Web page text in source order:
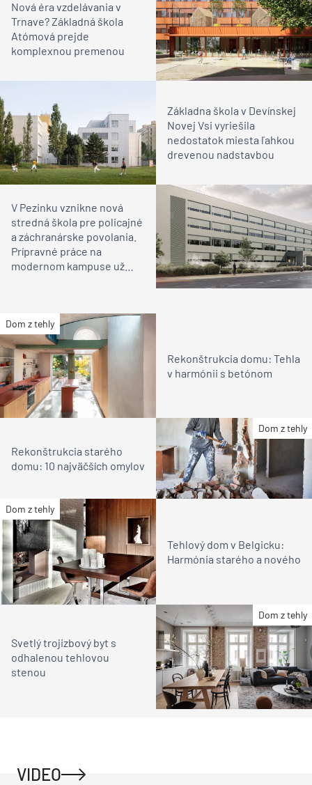
Nová éra vzdelávania v
Trnave? Základná škola
Atómová prejde
komplexnou premenou
Základna škola v Devínskej
Novej Vsi vyriešila
nedostatok miesta ľahkou
drevenou nadstavbou
V Pezinku vznikne nová
stredná škola pre policajné
a záchranárske povolania.
Prípravné práce na
modernom kampuse už
Dom z tehly
Rekonštrukcia domu: Tehla
v harmónii s betónom
Dom z tehly
Rekonštrukcia starého
domu: 10 najväčších omylov
Dom z tehly
Tehlový dom v Belgicku:
Harmónia starého a nového
Dom z tehly
Svetlý trojizbový byt s
odhalenou tehlovou
stenou
VIDEO